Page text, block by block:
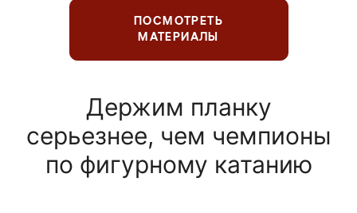
ПОСМОТРЕТЬ
МАТЕРИАЛЫ
Держим планку
серьезнее, чем чемпионы
по фигурному катанию